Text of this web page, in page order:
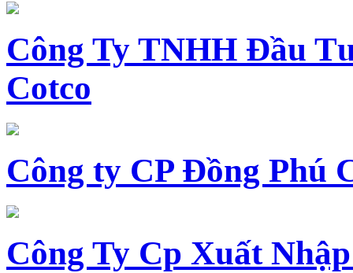
Công Ty TNHH Đầu
Cotco
Công ty CP Đồng Phú
Công Ty Cp Xuất